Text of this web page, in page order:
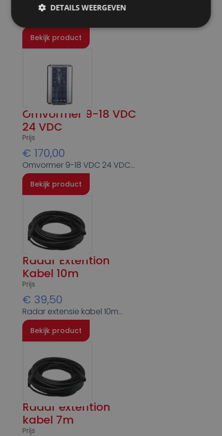
en betrouwbare omvormer
Bekijk product
Omvormer 9-18 VDC
24 VDC
Prijs
€ 170,00
Omvormer 9-18 VDC 24 VDC…
Bekijk product
Radar Extention
Kabel 10m
Prijs
€ 39,50
Radar extensie kabel 10m…
Bekijk product
Radar extention
kabel 7m
Prijs
DETAILS WEERGEVEN